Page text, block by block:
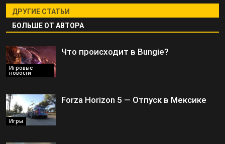
ДРУГИЕ СТАТЬИ
БОЛЬШЕ ОТ АВТОРА
Игровые
новости
Что происходит в Bungie?
Игры
Forza Horizon 5 — Отпуск в Мексике